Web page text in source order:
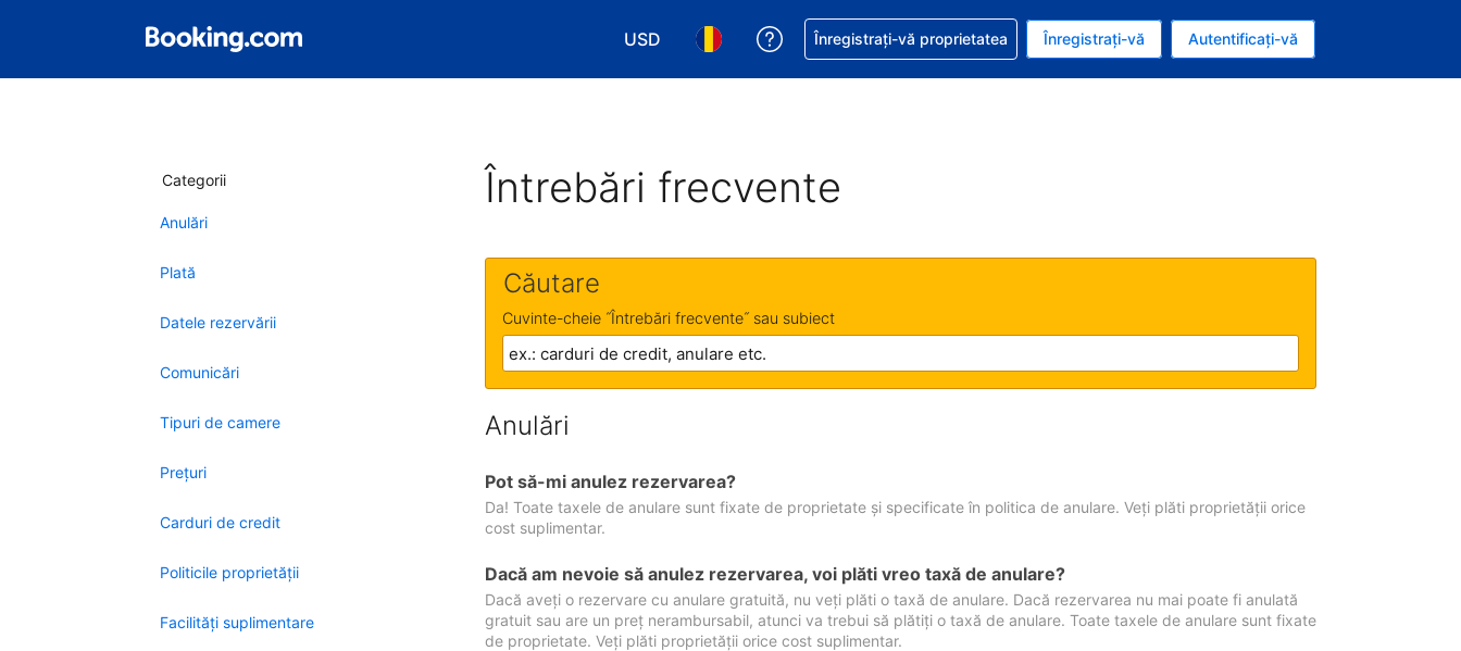
USD
Alegeţi moneda. Moneda actuală este Dolar american
Alegeți limba. Limba actuală este Română
Primiți asistență cu privire la rezervarea dvs.
Înregistrați-vă proprietatea Înregistrați-vă Autentificați-vă
Categorii
Anulări
Plată
Datele rezervării
Comunicări
Tipuri de camere
Preţuri
Carduri de credit
Politicile proprietății
Facilităţi suplimentare
Întrebări frecvente
Căutare
Cuvinte-cheie ˝Întrebări frecvente˝ sau subiect
Anulări
Pot să-mi anulez rezervarea?
Da! Toate taxele de anulare sunt fixate de proprietate și specificate în politica de anulare. Veți plăti proprietății orice
cost suplimentar.
Dacă am nevoie să anulez rezervarea, voi plăti vreo taxă de anulare?
Dacă aveți o rezervare cu anulare gratuită, nu veți plăti o taxă de anulare. Dacă rezervarea nu mai poate fi anulată
gratuit sau are un preț nerambursabil, atunci va trebui să plătiți o taxă de anulare. Toate taxele de anulare sunt fixate
de proprietate. Veți plăti proprietății orice cost suplimentar.